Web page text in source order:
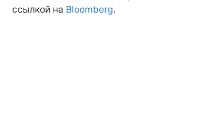
ссылкой на Bloomberg.